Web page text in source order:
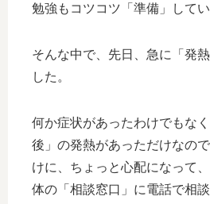
勉強もコツコツ「準備」してい
そんな中で、先日、急に「発
した。
何か症状があったわけでもな
後」の発熱があっただけなの
けに、ちょっと心配になって
体の「相談窓口」に電話で相